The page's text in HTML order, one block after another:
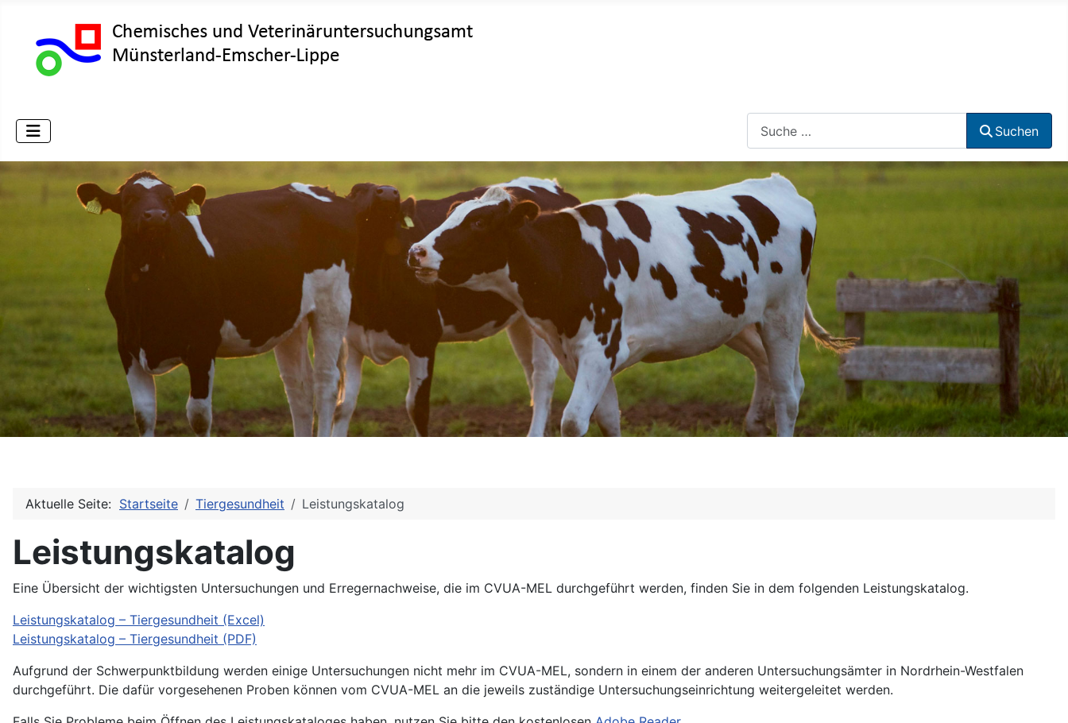
Suchen
Aktuelle Seite: Startseite Tiergesundheit Leistungskatalog
Leistungskatalog
Eine Übersicht der wichtigsten Untersuchungen und Erregernachweise, die im CVUA-MEL durchgeführt werden, finden Sie in dem folgenden Leistungskatalog.
Leistungskatalog – Tiergesundheit (Excel)
Leistungskatalog – Tiergesundheit (PDF)
Aufgrund der Schwerpunktbildung werden einige Untersuchungen nicht mehr im CVUA-MEL, sondern in einem der anderen Untersuchungsämter in Nordrhein-Westfalen
durchgeführt. Die dafür vorgesehenen Proben können vom CVUA-MEL an die jeweils zuständige Untersuchungseinrichtung weitergeleitet werden.